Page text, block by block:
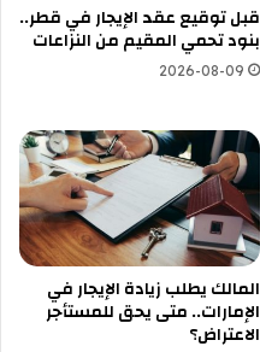
قبل توقيع عقد الإيجار في قطر..
بنود تحمي المقيم من النزاعات
2026-08-09
المالك يطلب زيادة الإيجار في
الإمارات.. متى يحق للمستأجر
الاعتراض؟